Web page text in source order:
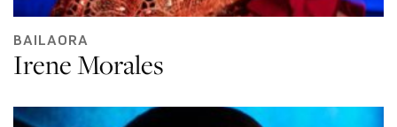
BAILAORA
Irene Morales